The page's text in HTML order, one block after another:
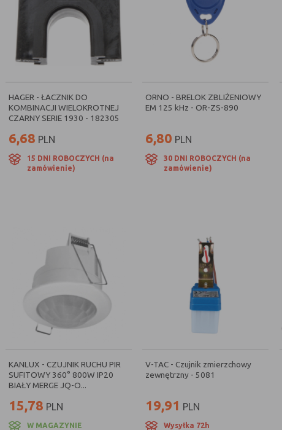
HAGER - ŁACZNIK DO
KOMBINACJI WIELOKROTNEJ
CZARNY SERIE 1930 - 182305
6,68 PLN
15 DNI ROBOCZYCH (na
zamówienie)
ORNO - BRELOK ZBLIŻENIOWY
EM 125 kHz - OR-ZS-890
6,80 PLN
30 DNI ROBOCZYCH (na
zamówienie)
KANLUX - CZUJNIK RUCHU PIR
SUFITOWY 360° 800W IP20
BIAŁY MERGE JQ-O...
15,78 PLN
W MAGAZYNIE
V-TAC - Czujnik zmierzchowy
zewnętrzny - 5081
19,91 PLN
Wysyłka 72h